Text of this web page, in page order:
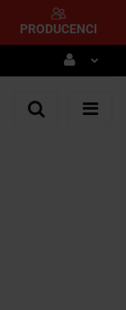
PRODUCENCI
Zaloguj się